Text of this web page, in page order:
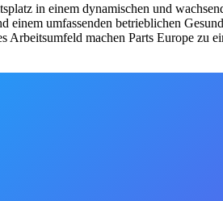
in einem dynamischen und
umfassenden betrieblichen
machen Parts Europe zu